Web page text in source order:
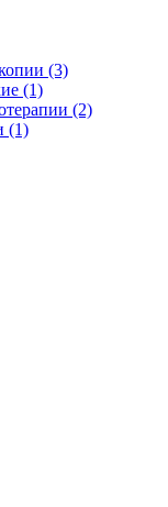
(3)
(1)
(2)
(1)